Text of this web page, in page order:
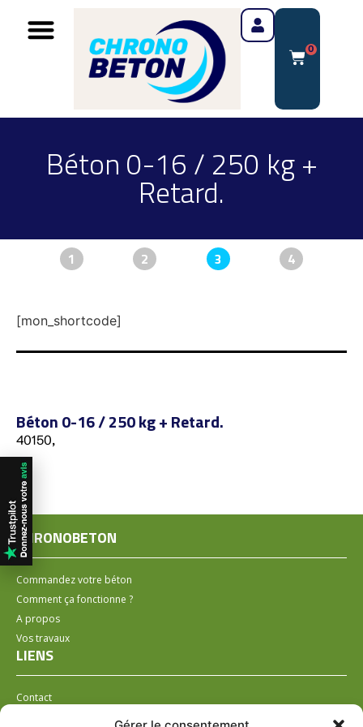
0
Béton 0-16 / 250 kg +
Retard.
1 2 3 4
[mon_shortcode]
Béton 0-16 / 250 kg + Retard.
40150,
CHRONOBETON
Commandez votre béton
Comment ça fonctionne ?
A propos
Vos travaux
LIENS
Contact